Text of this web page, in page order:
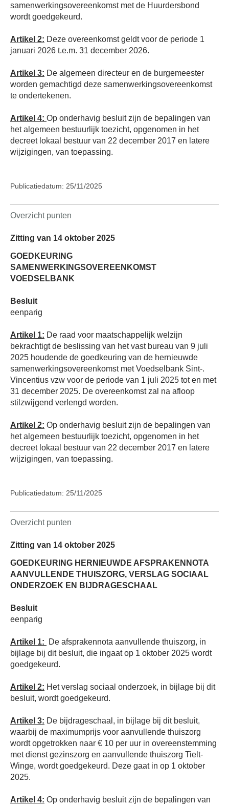
samenwerkingsovereenkomst met de Huurdersbond
wordt goedgekeurd.
Artikel 2: Deze overeenkomst geldt voor de periode 1
januari 2026 t.e.m. 31 december 2026.
Artikel 3: De algemeen directeur en de burgemeester
worden gemachtigd deze samenwerkingsovereenkomst
te ondertekenen.
Artikel 4: Op onderhavig besluit zijn de bepalingen van
het algemeen bestuurlijk toezicht, opgenomen in het
decreet lokaal bestuur van 22 december 2017 en latere
wijzigingen, van toepassing.
Publicatiedatum: 25/11/2025
Overzicht punten
Zitting van 14 oktober 2025
GOEDKEURING
SAMENWERKINGSOVEREENKOMST
VOEDSELBANK
Besluit
eenparig
Artikel 1: De raad voor maatschappelijk welzijn
bekrachtigt de beslissing van het vast bureau van 9 juli
2025 houdende de goedkeuring van de hernieuwde
samenwerkingsovereenkomst met Voedselbank Sint-.
Vincentius vzw voor de periode van 1 juli 2025 tot en met
31 december 2025. De overeenkomst zal na afloop
stilzwijgend verlengd worden.
Artikel 2: Op onderhavig besluit zijn de bepalingen van
het algemeen bestuurlijk toezicht, opgenomen in het
decreet lokaal bestuur van 22 december 2017 en latere
wijzigingen, van toepassing.
Publicatiedatum: 25/11/2025
Overzicht punten
Zitting van 14 oktober 2025
GOEDKEURING HERNIEUWDE AFSPRAKENNOTA
AANVULLENDE THUISZORG, VERSLAG SOCIAAL
ONDERZOEK EN BIJDRAGESCHAAL
Besluit
eenparig
Artikel 1:
De afsprakennota aanvullende thuiszorg, in
bijlage bij dit besluit, die ingaat op 1 oktober 2025 wordt
goedgekeurd.
Artikel 2: Het verslag sociaal onderzoek, in bijlage bij dit
besluit, wordt goedgekeurd.
Artikel 3: De bijdrageschaal, in bijlage bij dit besluit,
waarbij de maximumprijs voor aanvullende thuiszorg
wordt opgetrokken naar € 10 per uur in overeenstemming
met dienst gezinszorg en aanvullende thuiszorg Tielt-
Winge, wordt goedgekeurd. Deze gaat in op 1 oktober
2025.
Artikel 4: Op onderhavig besluit zijn de bepalingen van